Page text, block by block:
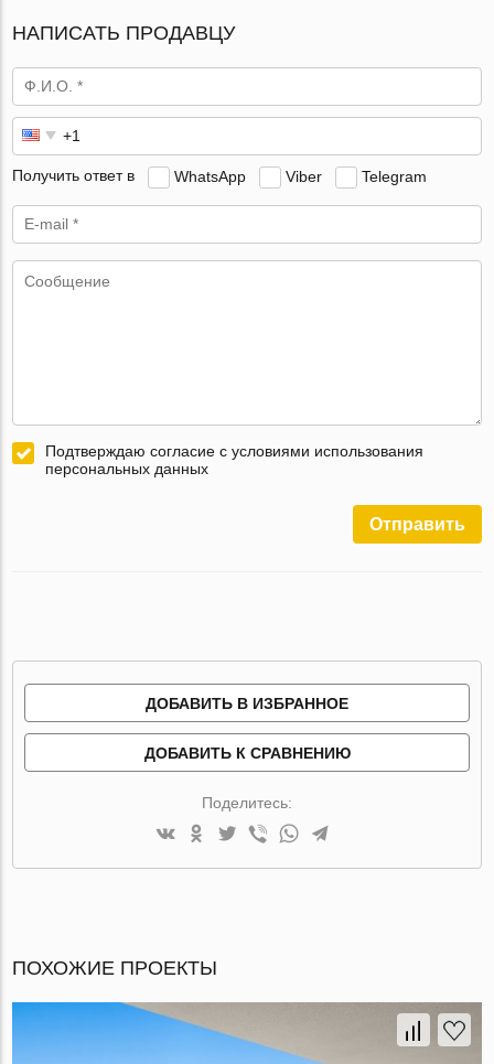
НАПИСАТЬ ПРОДАВЦУ
Получить ответ в WhatsApp Viber Telegram
Подтверждаю согласие с условиями использования
персональных данных
Отправить
ДОБАВИТЬ В ИЗБРАННОЕ
ДОБАВИТЬ К СРАВНЕНИЮ
Поделитесь:
ПОХОЖИЕ ПРОЕКТЫ